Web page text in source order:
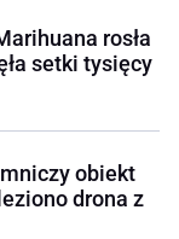
rosła
setki tysięcy
obiekt
drona z